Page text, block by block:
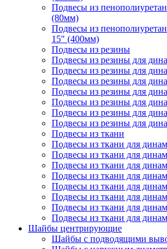
Подвесы из
(80мм)
Подвесы из
15" (400мм)
Подвесы из резины
Подвесы из резины для
Подвесы из резины для
Подвесы из резины для
Подвесы из резины для
Подвесы из резины для
Подвесы из резины для
Подвесы из резины для
Подвесы из ткани
Подвесы из ткани для
Подвесы из ткани для
Подвесы из ткани для
Подвесы из ткани для
Подвесы из ткани для
Подвесы из ткани для
Подвесы из ткани для
Подвесы из ткани для
Шайбы центрирующие
Шайбы с подводящими